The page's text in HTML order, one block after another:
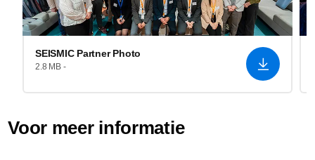
SEISMIC Partner Photo
2.8 MB -
Voor meer informatie